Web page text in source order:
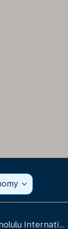
expand_more